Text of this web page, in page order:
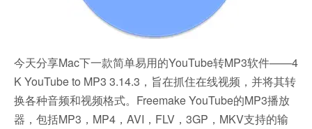
今天分享Mac下一款简单易用的YouTube转MP3软件——4
K YouTube to MP3 3.14.3，旨在抓住在线视频，并将其转
换各种音频和视频格式。Freemake YouTube的MP3播放
器，包括MP3，MP4，AVI，FLV，3GP，MKV支持的输